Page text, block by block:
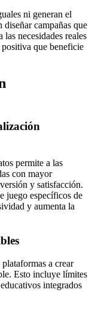
ni generan el
campañas que
las necesidades reales
que beneficie
permite a las
con mayor
y satisfacción.
juego específicos de
y aumenta la
a crear
Esto incluye límites
integrados